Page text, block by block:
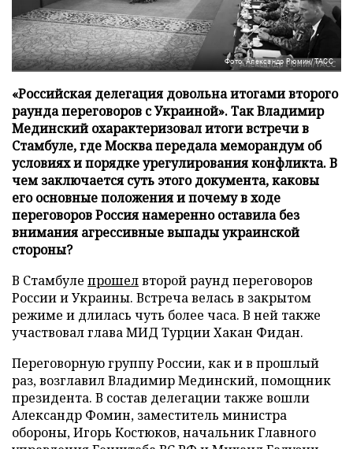
Фото: Александр Рюмин/ТАСС
«Российская делегация довольна итогами второго
раунда переговоров с Украиной». Так Владимир
Мединский охарактеризовал итоги встречи в
Стамбуле, где Москва передала меморандум об
условиях и порядке урегулирования конфликта. В
чем заключается суть этого документа, каковы
его основные положения и почему в ходе
переговоров Россия намеренно оставила без
внимания агрессивные выпады украинской
стороны?
В Стамбуле прошелвторой раунд переговоров
России и Украины. Встреча велась в закрытом
режиме и длилась чуть более часа. В ней также
участвовал глава МИД Турции Хакан Фидан.
Переговорную группу России, как и в прошлый
раз, возглавил Владимир Мединский, помощник
президента. В состав делегации также вошли
Александр Фомин, заместитель министра
обороны, Игорь Костюков, начальник Главного